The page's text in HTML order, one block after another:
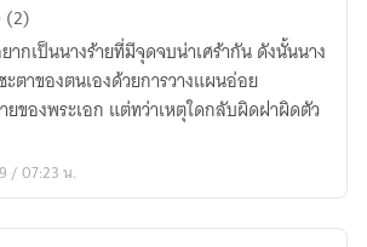
(2)
ากเป็นนางร้ายที่มีจุดจบน่าเศร้ากัน ดังนั้นนาง
ตาของตนเองด้วยการวางแผนอ่อย
ยของพระเอก แต่ทว่าเหตุใดกลับผิดฝาผิดตัว
/ 07:23 น.